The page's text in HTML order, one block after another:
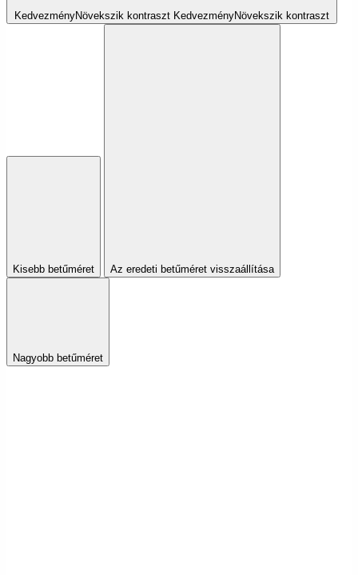
KedvezményNövekszik kontraszt KedvezményNövekszik kontraszt
Kisebb betűméret Az eredeti betűméret visszaállítása
Nagyobb betűméret